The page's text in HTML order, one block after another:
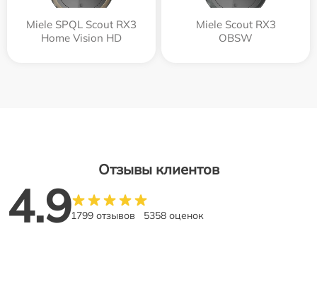
Miele SPQL Scout RX3
Home Vision HD
Miele Scout RX3
OBSW
Отзывы клиентов
4.91799 отзывов 5358 оценок